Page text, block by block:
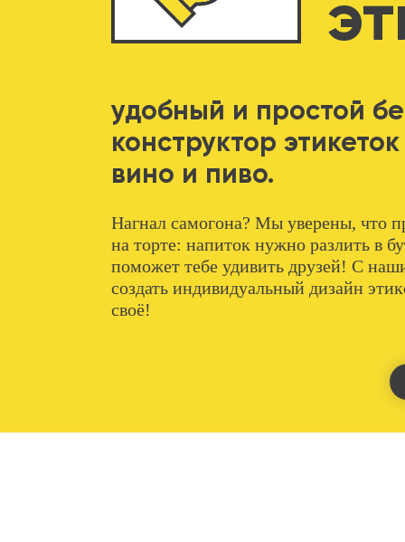
удобный и простой
конструктор
вино и пиво.
Нагнал самогона? Мы уверены, что
на торте: напиток нужно разлить в
поможет тебе удивить друзей! С
создать индивидуальный дизайн
своё!